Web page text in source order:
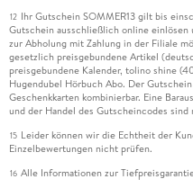
12 Ihr Gutschein SOMMER13 gilt bis
Gutschein ausschließlich online
zur Abholung mit Zahlung in der Filiale
gesetzlich preisgebundene Artikel
preisgebundene Kalender, tolino shine
Hugendubel Hörbuch Abo. Der
Geschenkkarten kombinierbar. Eine
und der Handel des Gutscheincodes
15 Leider können wir die Echtheit der
Einzelbewertungen nicht prüfen.
16 Alle Informationen zur